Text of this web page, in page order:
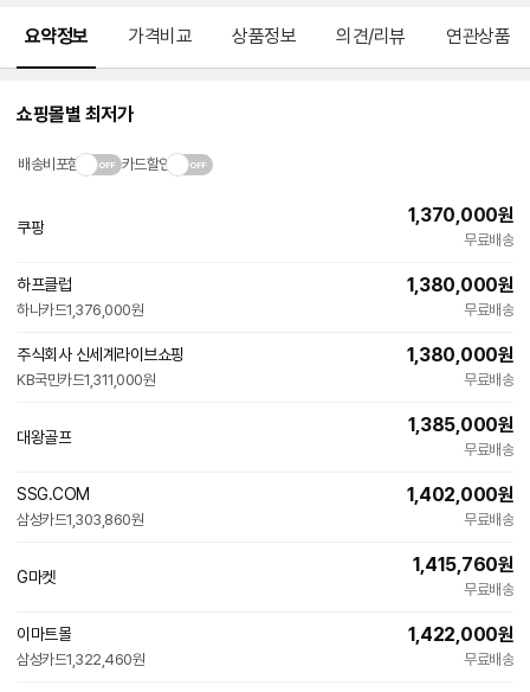
요약정보 가격비교 상품정보 의견/리뷰 연관상품
쇼핑몰별 최저가
배송비포함 카드할인
쿠팡
1,370,000원
무료배송
하프클럽
하나카드1,376,000원
1,380,000원
무료배송
주식회사 신세계라이브쇼핑
KB국민카드1,311,000원
1,380,000원
무료배송
대왕골프
페
이
1,385,000원
무료배송
SSG.COM
삼성카드1,303,860원
1,402,000원
무료배송
G마켓
1,415,760원
무료배송
이마트몰
삼성카드1,322,460원
1,422,000원
무료배송